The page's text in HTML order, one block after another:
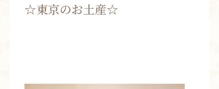
お問い合わせ
☆東京のお土産☆